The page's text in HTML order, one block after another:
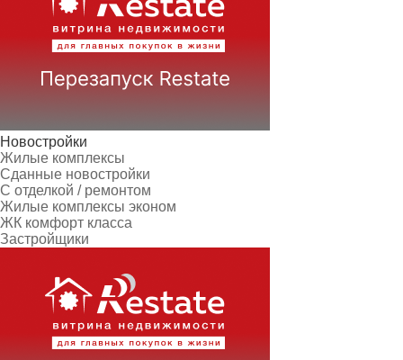
Новостройки
Жилые комплексы
Сданные новостройки
С отделкой / ремонтом
Жилые комплексы эконом
ЖК комфорт класса
Застройщики